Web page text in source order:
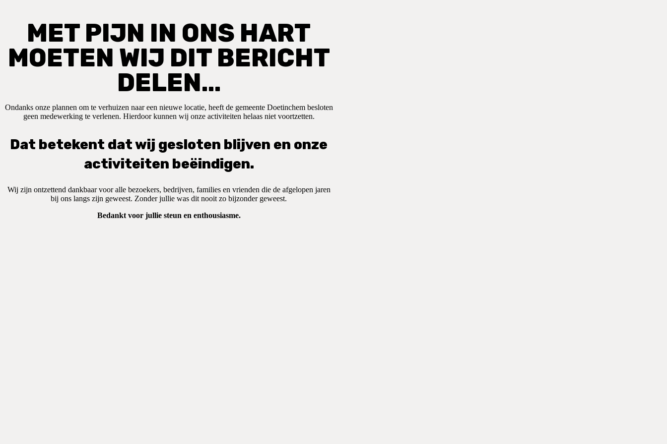
MET PIJN IN ONS HART
MOETEN WIJ DIT BERICHT
DELEN…
Ondanks onze plannen om te verhuizen naar een nieuwe locatie, heeft de gemeente Doetinchem besloten
geen medewerking te verlenen. Hierdoor kunnen wij onze activiteiten helaas niet voortzetten.
Dat betekent dat wij gesloten blijven en onze
activiteiten beëindigen.
Wij zijn ontzettend dankbaar voor alle bezoekers, bedrijven, families en vrienden die de afgelopen jaren
bij ons langs zijn geweest. Zonder jullie was dit nooit zo bijzonder geweest.
Bedankt voor jullie steun en enthousiasme.